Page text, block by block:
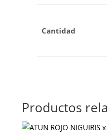
Cantidad
Productos